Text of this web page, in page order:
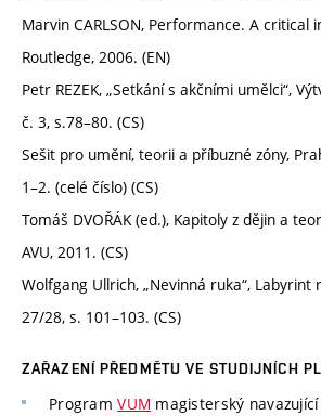
Marvin CARLSON, Performance. A critical
Routledge, 2006. (EN)
Petr REZEK, „Setkání s akčními umělci“,
č. 3, s.78–80. (CS)
Sešit pro umění, teorii a příbuzné zóny,
1–2. (celé číslo) (CS)
Tomáš DVOŘÁK (ed.), Kapitoly z dějin a
AVU, 2011. (CS)
Wolfgang Ullrich, „Nevinná ruka“, Labyrint
27/28, s. 101–103. (CS)
ZAŘAZENÍ PŘEDMĚTU VE STUDIJNÍCH
ProgramVUM magisterský navazující